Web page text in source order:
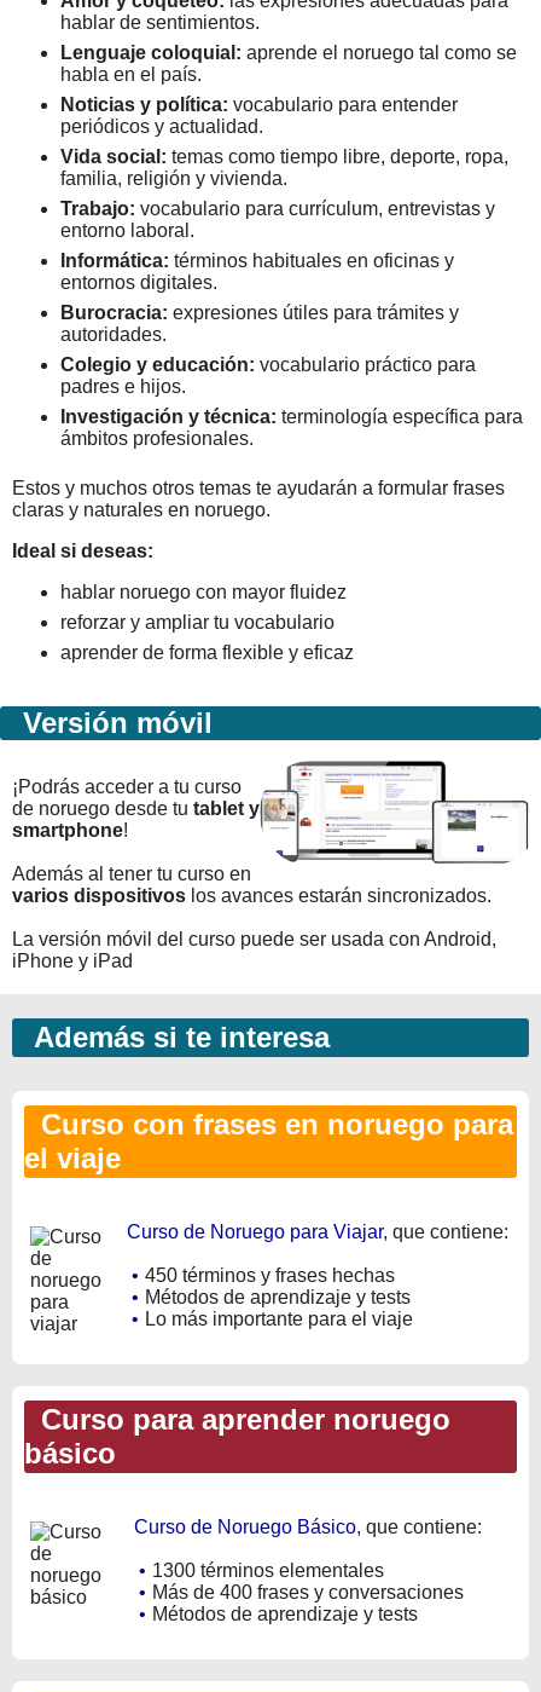
hablar de sentimientos.
Lenguaje coloquial: aprende el noruego tal como se
habla en el país.
Noticias y política: vocabulario para entender
periódicos y actualidad.
Vida social: temas como tiempo libre, deporte, ropa,
familia, religión y vivienda.
Trabajo: vocabulario para currículum, entrevistas y
entorno laboral.
Informática: términos habituales en oficinas y
entornos digitales.
Burocracia: expresiones útiles para trámites y
autoridades.
Colegio y educación: vocabulario práctico para
padres e hijos.
Investigación y técnica: terminología específica para
ámbitos profesionales.
Estos y muchos otros temas te ayudarán a formular frases
claras y naturales en noruego.
Ideal si deseas:
hablar noruego con mayor fluidez
reforzar y ampliar tu vocabulario
aprender de forma flexible y eficaz
Versión móvil
¡Podrás acceder a tu curso
de noruego desde tu tablet y
smartphone!
Además al tener tu curso en
varios dispositivos los avances estarán sincronizados.
La versión móvil del curso puede ser usada con Android,
iPhone y iPad
Además si te interesa
Curso con frases en noruego para
el viaje
Curso de Noruego para Viajar, que contiene:
• 450 términos y frases hechas
• Métodos de aprendizaje y tests
• Lo más importante para el viaje
Curso para aprender noruego
básico
Curso de Noruego Básico, que contiene:
• 1300 términos elementales
• Más de 400 frases y conversaciones
• Métodos de aprendizaje y tests